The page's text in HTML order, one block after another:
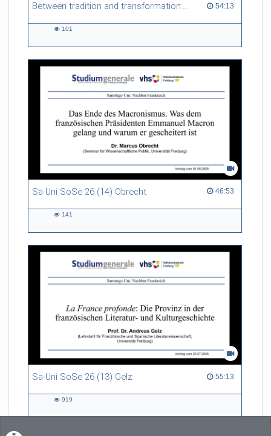
Between tradition and transformation: how owners, advisers and institutions co-create knowledge for resilient forests in Europe 54:13
54:13 duration
101
Sa-Uni SoSe 26 (14) Obrecht 46:53
46:53 duration
141
Sa-Uni SoSe 26 (13) Gelz 55:13
55:13 duration
919